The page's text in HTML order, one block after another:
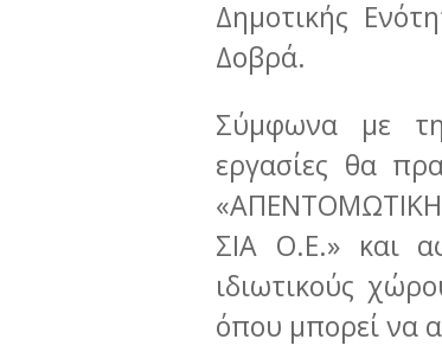
Δημοτικής
Δοβρά.
Σύμφωνα με
εργασίες θα
ΣΙΑ Ο.Ε.» και
ιδιωτικούς
όπου μπορεί να